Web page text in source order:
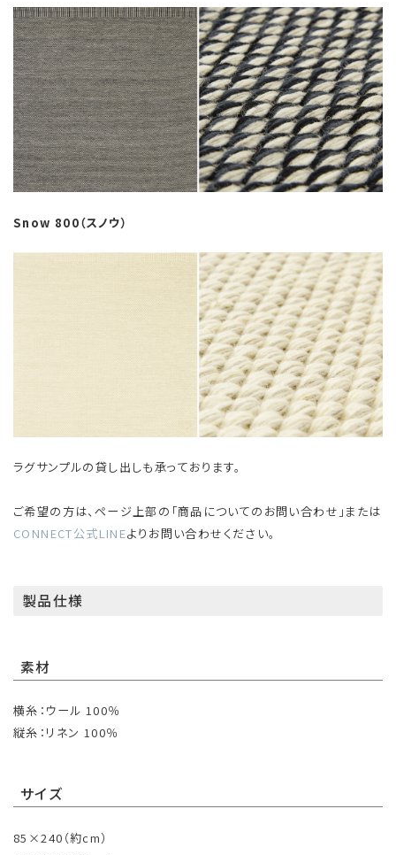
Snow 800（スノウ）
ラグサンプルの貸し出しも承っております。
ご希望の方は、ページ上部の「商品についてのお問い合わせ」または
CONNECT公式LINEよりお問い合わせください。
製品仕様
素材
横糸：ウール 100％
縦糸：リネン 100％
サイズ
85×240（約cm）